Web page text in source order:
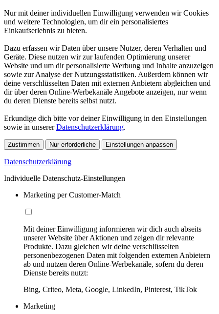
Nur mit deiner individuellen Einwilligung verwenden wir Cookies
und weitere Technologien, um dir ein personalisiertes
Einkaufserlebnis zu bieten.
Dazu erfassen wir Daten über unsere Nutzer, deren Verhalten und
Geräte. Diese nutzen wir zur laufenden Optimierung unserer
Website und um dir personalisierte Werbung und Inhalte anzuzeigen
sowie zur Analyse der Nutzungsstatistiken. Außerdem können wir
deine verschlüsselten Daten mit externen Anbietern abgleichen und
dir über deren Online-Werbekanäle Angebote anzeigen, nur wenn
du deren Dienste bereits selbst nutzt.
Erkundige dich bitte vor deiner Einwilligung in den Einstellungen
sowie in unsererDatenschutzerklärung.
Zustimmen Nur erforderliche Einstellungen anpassen
Datenschutzerklärung
Individuelle Datenschutz-Einstellungen
Marketing per Customer-Match
Mit deiner Einwilligung informieren wir dich auch abseits
unserer Website über Aktionen und zeigen dir relevante
Produkte. Dazu gleichen wir deine verschlüsselten
personenbezogenen Daten mit folgenden externen Anbietern
ab und nutzen deren Online-Werbekanäle, sofern du deren
Dienste bereits nutzt:
Bing, Criteo, Meta, Google, LinkedIn, Pinterest, TikTok
Marketing